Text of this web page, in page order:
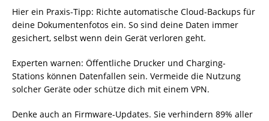
Hier ein Praxis-Tipp: Richte automatische Cloud-Backups für
deine Dokumentenfotos ein. So sind deine Daten immer
gesichert, selbst wenn dein Gerät verloren geht.
Experten warnen: Öffentliche Drucker und Charging-
Stations können Datenfallen sein. Vermeide die Nutzung
solcher Geräte oder schütze dich mit einem VPN.
Denke auch an Firmware-Updates. Sie verhindern 89% aller